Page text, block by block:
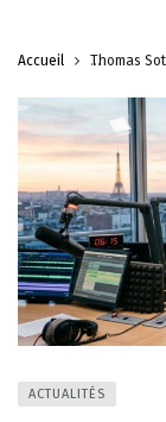
Accueil Thomas
ACTUALITÉS